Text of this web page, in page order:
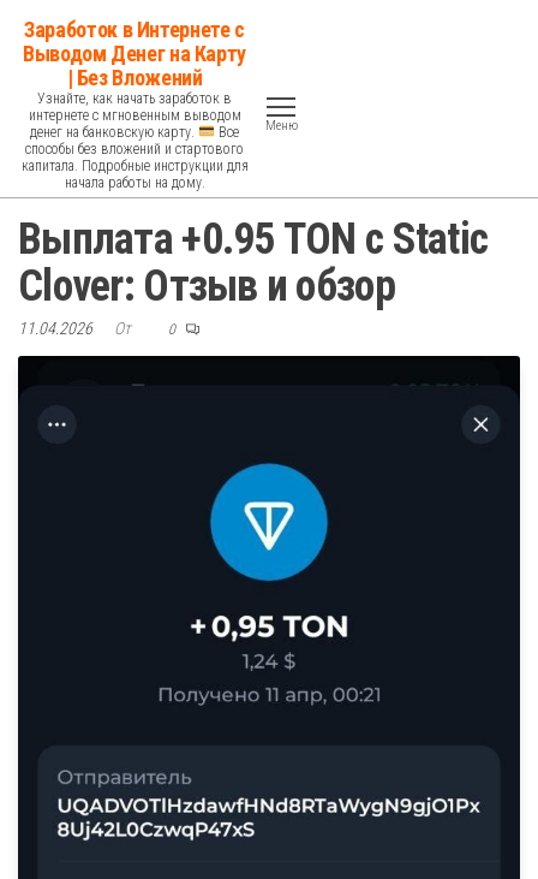
Перейти
содержимому
Заработок в Интернете с
Выводом Денег на Карту
| Без Вложений
Узнайте, как начать заработок в
интернете с мгновенным выводом
денег на банковскую карту.
Все
способы без вложений и стартового
капитала. Подробные инструкции для
начала работы на дому.
Меню
Выплата +0.95 TON с Static
Clover: Отзыв и обзор
11.04.2026 От 0